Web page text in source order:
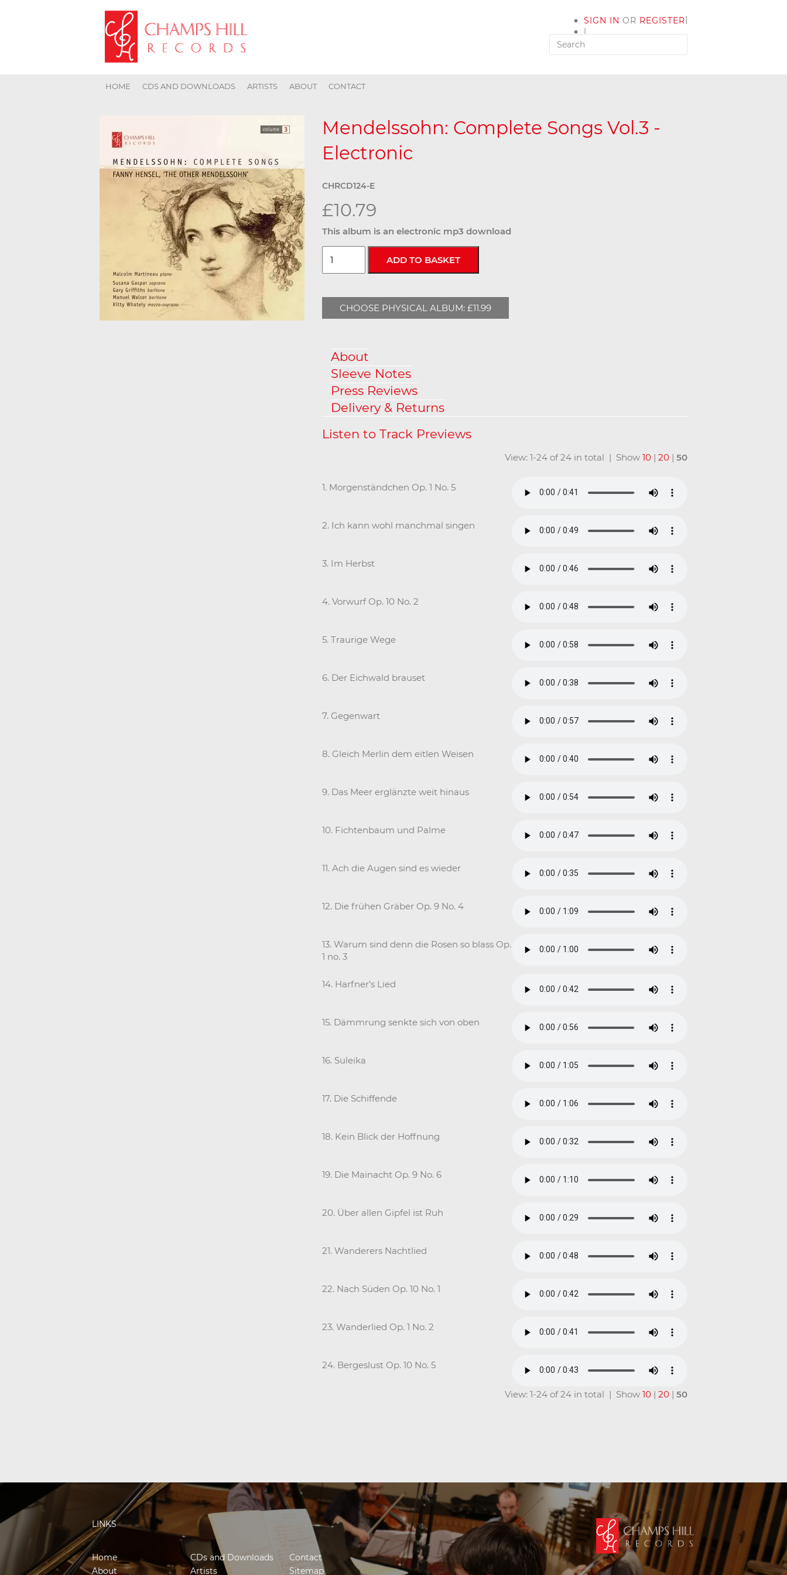
SIGN IN OR REGISTER
|
MY ACCOUNT
|
HOME CDS AND DOWNLOADS ARTISTS ABOUT CONTACT
Mendelssohn: Complete Songs Vol.3 -
Electronic
CHRCD124-E
£10.79
This album is an electronic mp3 download
CHOOSE PHYSICAL ALBUM: £11.99
About
Sleeve Notes
Press Reviews
Delivery & Returns
View: 1-24 of 24 in total | Show 10 | 20 | 50
1. Morgenständchen Op. 1 No. 5
2. Ich kann wohl manchmal singen
3. Im Herbst
4. Vorwurf Op. 10 No. 2
5. Traurige Wege
6. Der Eichwald brauset
7. Gegenwart
8. Gleich Merlin dem eitlen Weisen
9. Das Meer erglänzte weit hinaus
10. Fichtenbaum und Palme
11. Ach die Augen sind es wieder
12. Die frühen Gräber Op. 9 No. 4
13. Warum sind denn die Rosen so blass Op.
1 no. 3
14. Harfner’s Lied
15. Dämmrung senkte sich von oben
16. Suleika
17. Die Schiffende
18. Kein Blick der Hoffnung
19. Die Mainacht Op. 9 No. 6
20. Über allen Gipfel ist Ruh
21. Wanderers Nachtlied
22. Nach Süden Op. 10 No. 1
23. Wanderlied Op. 1 No. 2
24. Bergeslust Op. 10 No. 5
View: 1-24 of 24 in total | Show 10 | 20 | 50
LINKS
Home
About
CDs and Downloads
Artists
Contact
Sitemap